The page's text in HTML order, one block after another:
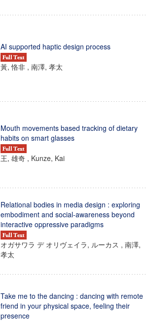
AI supported haptic design process
黃, 恪非 , 南澤, 孝太
Mouth movements based tracking of dietary
habits on smart glasses
王, 雄奇 , Kunze, Kai
Relational bodies in media design : exploring
embodiment and social-awareness beyond
interactive oppressive paradigms
オガサワラ デ オリヴェイラ, ルーカス , 南澤,
孝太
Take me to the dancing : dancing with remote
friend in your physical space, feeling their
presence